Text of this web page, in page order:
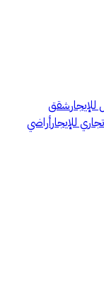
شقق
للإيجارأراضي